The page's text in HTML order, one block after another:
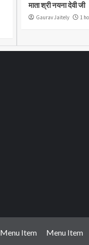
माता श्री नयना देवी जी
Gaurav Jaitely 1
Menu Item Menu Item